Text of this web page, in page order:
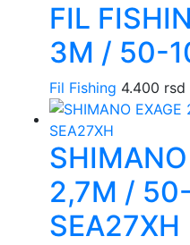
FIL
3M / 50-
Fil Fishing 4.400 rsd
2,7M /
SEA27XH